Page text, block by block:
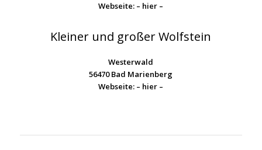
Webseite: – hier –
Kleiner und großer Wolfstein
Westerwald
56470 Bad Marienberg
Webseite: – hier –